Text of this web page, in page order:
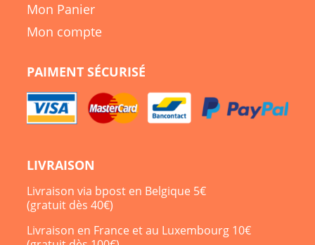
Mon Panier
Mon compte
PAIMENT SÉCURISÉ
LIVRAISON
Livraison via bpost en Belgique 5€
(gratuit dès 40€)
Livraison en France et au Luxembourg 10€